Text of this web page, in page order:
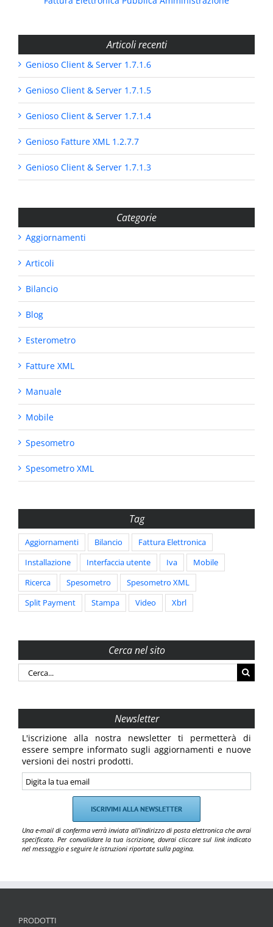
Articoli recenti
Genioso Client & Server 1.7.1.6
Genioso Client & Server 1.7.1.5
Genioso Client & Server 1.7.1.4
Genioso Fatture XML 1.2.7.7
Genioso Client & Server 1.7.1.3
Categorie
Aggiornamenti
Articoli
Bilancio
Blog
Esterometro
Fatture XML
Manuale
Mobile
Spesometro
Spesometro XML
Tag
Aggiornamenti Bilancio
Fattura Elettronica
Installazione
Interfaccia utente Iva
Mobile
Ricerca
Spesometro
Spesometro XML
Split Payment
Stampa Video Xbrl
Cerca nel sito
Cerca
per:
Newsletter
L'iscrizione alla nostra newsletter ti permetterà di
essere sempre informato sugli aggiornamenti e nuove
versioni dei nostri prodotti.
Una e-mail di conferma verrà inviata all'indirizzo di posta elettronica che avrai
specificato. Per convalidare la tua iscrizione, dovrai cliccare sul link indicato
nel messaggio e seguire le istruzioni riportate sulla pagina.
PRODOTTI